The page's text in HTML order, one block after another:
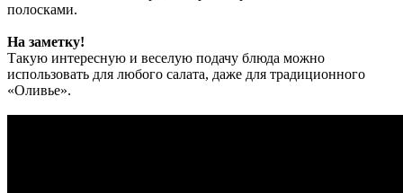
полосками.
На заметку!
Такую интересную и веселую подачу блюда можно
использовать для любого салата, даже для традиционного
«Оливье».